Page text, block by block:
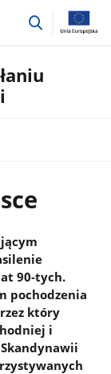
przejdź
90-tych.
pochodzenia
który
i